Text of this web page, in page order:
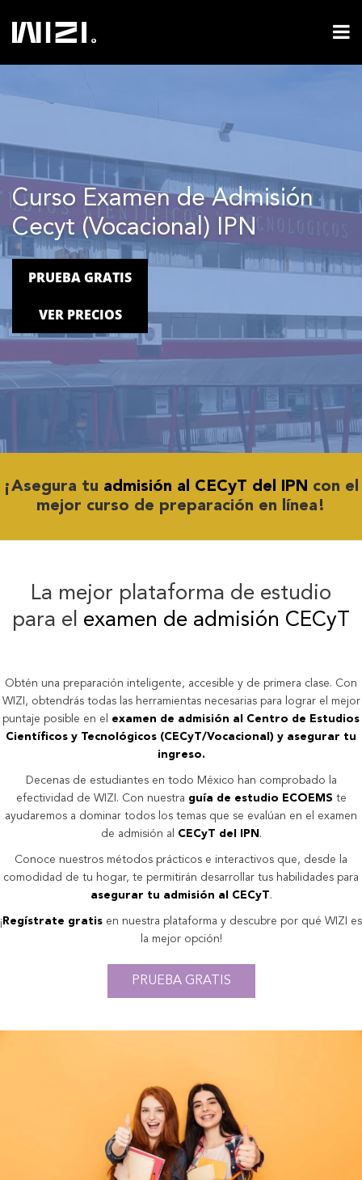
Curso Examen de Admisión
Cecyt (Vocacional) IPN
PRUEBA GRATIS
VER PRECIOS
¡Asegura tu admisión al CECyT del IPN con el
mejor curso de preparación en línea!
La mejor plataforma de estudio
para el examen de admisión CECyT
Obtén una preparación inteligente, accesible y de primera clase. Con
WIZI, obtendrás todas las herramientas necesarias para lograr el mejor
puntaje posible en el examen de admisión al Centro de Estudios
Científicos y Tecnológicos (CECyT/Vocacional) y asegurar tu
ingreso.
Decenas de estudiantes en todo México han comprobado la
efectividad de WIZI. Con nuestra guía de estudio ECOEMS te
ayudaremos a dominar todos los temas que se evalúan en el examen
de admisión al
CECyT del IPN .
Conoce nuestros métodos prácticos e interactivos que, desde la
comodidad de tu hogar, te permitirán desarrollar tus habilidades para
asegurar tu admisión al CECyT.
¡ Regístrate gratis en nuestra plataforma y descubre por qué WIZI es
la mejor opción!
PRUEBA GRATIS